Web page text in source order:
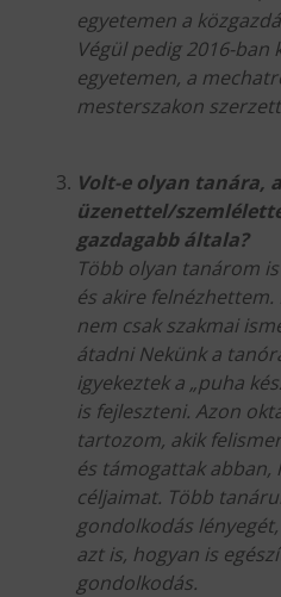
egyetemen a
Végül pedig 2016-
egyetemen, a
mesterszakon
Volt-e olyan tanára,
üzenettel/
gazdagabb általa?
Több olyan tanárom
és akire felnézhettem.
nem csak szakmai
átadni Nekünk a
igyekeztek a „puha
is fejleszteni. Azon
tartozom, akik
és támogattak abban,
céljaimat. Több
gondolkodás
azt is, hogyan is
gondolkodás.